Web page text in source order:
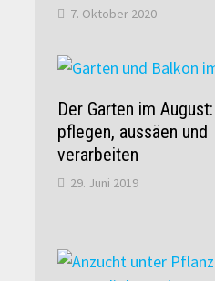
7. Oktober 2020
Der Garten im
pflegen, aussäen und
verarbeiten
29. Juni 2019